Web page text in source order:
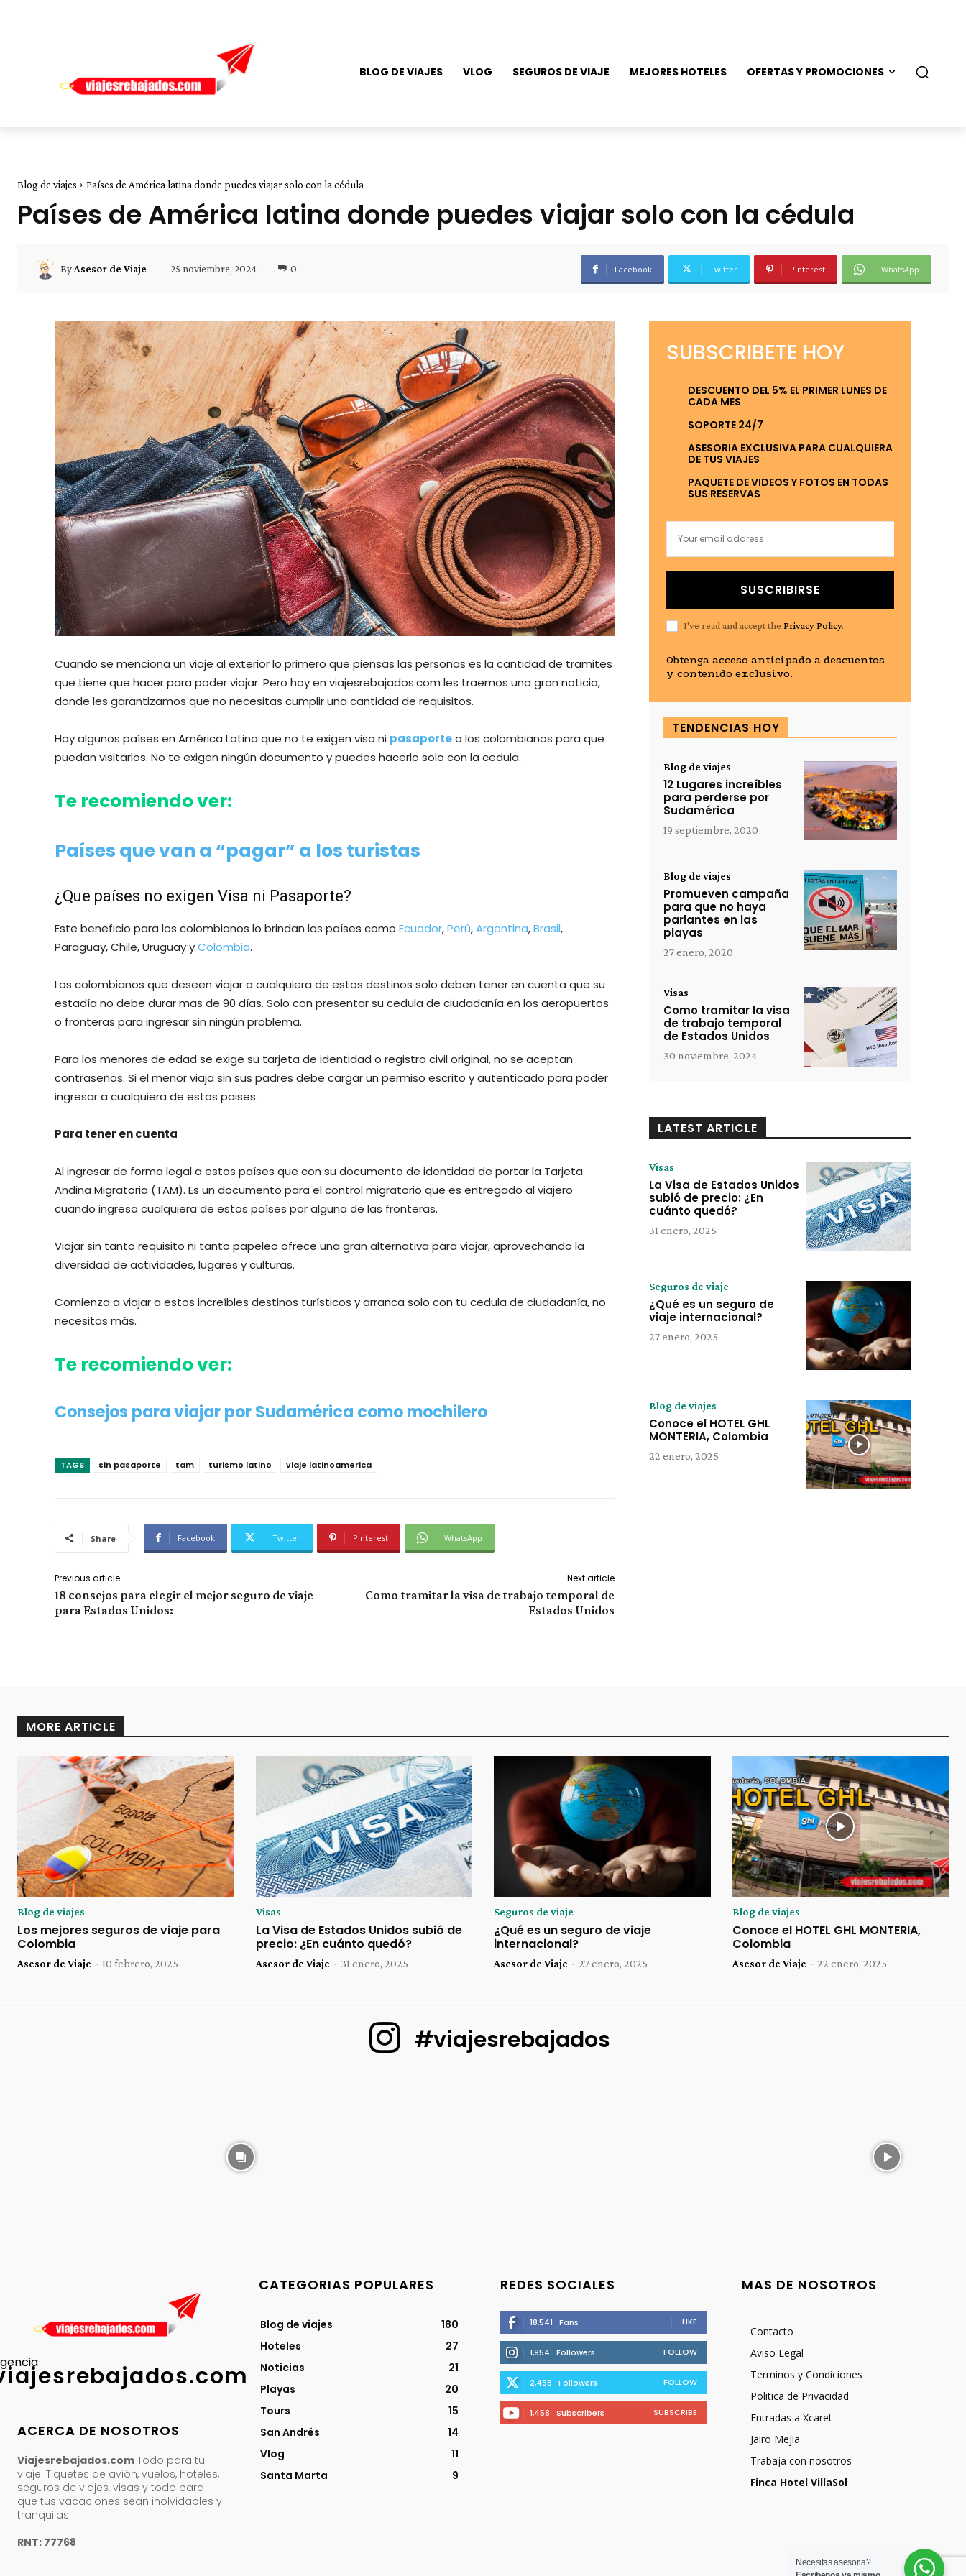
BLOG DE VIAJES VLOG SEGUROS DE VIAJE MEJORES HOTELES OFERTAS Y PROMOCIONES
Blog de viajes Países de América latina donde puedes viajar solo con la cédula
Países de América latina donde puedes viajar solo con la cédula
ByAsesor de Viaje 25 noviembre, 2024 0 Facebook Twitter Pinterest WhatsApp
Cuando se menciona un viaje al exterior lo primero que piensas las personas es la cantidad de tramites
que tiene que hacer para poder viajar. Pero hoy en viajesrebajados.com les traemos una gran noticia,
donde les garantizamos que no necesitas cumplir una cantidad de requisitos.
Hay algunos países en América Latina que no te exigen visa ni pasaportea los colombianos para que
puedan visitarlos. No te exigen ningún documento y puedes hacerlo solo con la cedula.
Te recomiendo ver:
Países que van a “pagar” a los turistas
¿Que países no exigen Visa ni Pasaporte?
Este beneficio para los colombianos lo brindan los países como Ecuador,Perú,Argentina,Brasil,
Paraguay, Chile, Uruguay yColombia.
Los colombianos que deseen viajar a cualquiera de estos destinos solo deben tener en cuenta que su
estadía no debe durar mas de 90 días. Solo con presentar su cedula de ciudadanía en los aeropuertos
o fronteras para ingresar sin ningún problema.
Para los menores de edad se exige su tarjeta de identidad o registro civil original, no se aceptan
contraseñas. Si el menor viaja sin sus padres debe cargar un permiso escrito y autenticado para poder
ingresar a cualquiera de estos paises.
Para tener en cuenta
Al ingresar de forma legal a estos países que con su documento de identidad de portar la Tarjeta
Andina Migratoria (TAM). Es un documento para el control migratorio que es entregado al viajero
cuando ingresa cualquiera de estos países por alguna de las fronteras.
Viajar sin tanto requisito ni tanto papeleo ofrece una gran alternativa para viajar, aprovechando la
diversidad de actividades, lugares y culturas.
Comienza a viajar a estos increíbles destinos turísticos y arranca solo con tu cedula de ciudadanía, no
necesitas más.
Te recomiendo ver:
Consejos para viajar por Sudamérica como mochilero
TAGS sin pasaporte tam turismo latino viaje latinoamerica
Share Facebook Twitter Pinterest WhatsApp
Previous article
18 consejos para elegir el mejor seguro de viaje
para Estados Unidos:
Next article
Como tramitar la visa de trabajo temporal de
Estados Unidos
SUBSCRIBETE HOY
DESCUENTO DEL 5% EL PRIMER LUNES DE
CADA MES
SOPORTE 24/7
ASESORIA EXCLUSIVA PARA CUALQUIERA
DE TUS VIAJES
PAQUETE DE VIDEOS Y FOTOS EN TODAS
SUS RESERVAS
SUSCRIBIRSE
I've read and accept the Privacy Policy.
Obtenga acceso anticipado a descuentos
y contenido exclusivo.
TENDENCIAS HOY
Blog de viajes
12 Lugares increíbles
para perderse por
Sudamérica
19 septiembre, 2020
Blog de viajes
Promueven campaña
para que no haya
parlantes en las
playas
27 enero, 2020
Visas
Como tramitar la visa
de trabajo temporal
de Estados Unidos
30 noviembre, 2024
LATEST ARTICLE
Visas
La Visa de Estados Unidos
subió de precio: ¿En
cuánto quedó?
31 enero, 2025
Seguros de viaje
¿Qué es un seguro de
viaje internacional?
27 enero, 2025
Blog de viajes
Conoce el HOTEL GHL
MONTERIA, Colombia
22 enero, 2025
MORE ARTICLE
Blog de viajes
Los mejores seguros de viaje para
Colombia
Asesor de Viaje - 10 febrero, 2025
Visas
La Visa de Estados Unidos subió de
precio: ¿En cuánto quedó?
Asesor de Viaje - 31 enero, 2025
Seguros de viaje
¿Qué es un seguro de viaje
internacional?
Asesor de Viaje - 27 enero, 2025
Blog de viajes
Conoce el HOTEL GHL MONTERIA,
Colombia
Asesor de Viaje - 22 enero, 2025
#viajesrebajados
ACERCA DE NOSOTROS
Viajesrebajados.com Todo para tu
viaje. Tiquetes de avión, vuelos, hoteles,
seguros de viajes, visas y todo para
que tus vacaciones sean inolvidables y
tranquilas.
RNT: 77768
CATEGORIAS POPULARES
Blog de viajes
180
Hoteles
27
Noticias
21
Playas
20
Tours
15
San Andrés
14
Vlog
11
Santa Marta
9
REDES SOCIALES
18,541 Fans LIKE
1,954 Followers FOLLOW
2,458 Followers FOLLOW
1,458 Subscribers SUBSCRIBE
MAS DE NOSOTROS
Contacto
Aviso Legal
Terminos y Condiciones
Politica de Privacidad
Entradas a Xcaret
Jairo Mejia
Trabaja con nosotros
Finca Hotel VillaSol
Necesitas asesoria?